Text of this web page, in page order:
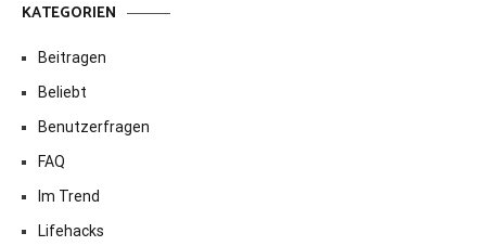
KATEGORIEN
Beitragen
Beliebt
Benutzerfragen
FAQ
Im Trend
Lifehacks